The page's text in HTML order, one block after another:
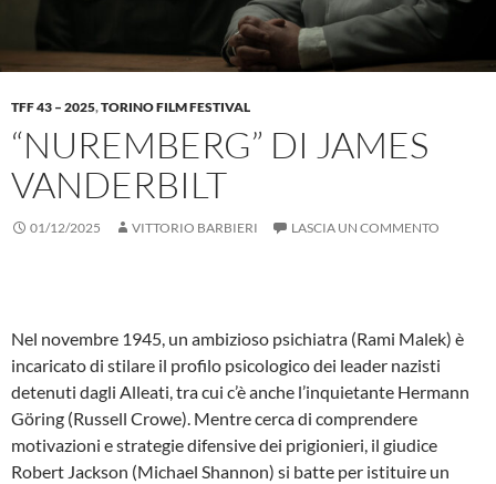
TFF 43 – 2025,TORINO FILM FESTIVAL
“NUREMBERG” DI JAMES
VANDERBILT
01/12/2025 VITTORIO BARBIERI LASCIA UN COMMENTO
Nel novembre 1945, un ambizioso psichiatra (Rami Malek) è
incaricato di stilare il profilo psicologico dei leader nazisti
detenuti dagli Alleati, tra cui c’è anche l’inquietante Hermann
Göring (Russell Crowe). Mentre cerca di comprendere
motivazioni e strategie difensive dei prigionieri, il giudice
Robert Jackson (Michael Shannon) si batte per istituire un